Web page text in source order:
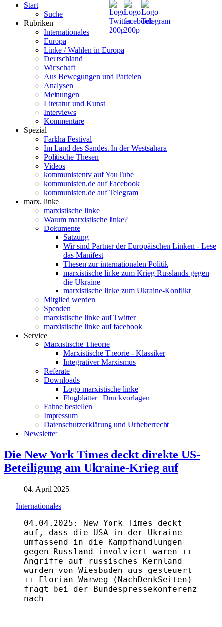
Start
Suche
Rubriken
Internationales
Europa
Linke / Wahlen in Europa
Deutschland
Wirtschaft
Aus Bewegungen und Parteien
Analysen
Meinungen
Literatur und Kunst
Interviews
Kommentare
Spezial
Farkha Festival
Im Land des Sandes. In der Westsahara
Politische Thesen
Videos
kommunistentv auf YouTube
kommunisten.de auf Facebook
kommunisten.de auf Telegram
marx. linke
marxistische linke
Warum marxistische linke?
Dokumente
Satzung
Wir sind Partner der Europäischen Linken - Lese
das Manifest
Thesen zur internationalen Politik
marxistische linke zum Krieg Russlands gegen
die Ukraine
marxistische linke zum Ukraine-Konflikt
Mitglied werden
Spenden
marxistische linke auf Twitter
marxistische linke auf facebook
Service
Marxistische Theorie
Marxistische Theorie - Klassiker
Integrativer Marxismus
Referate
Downloads
Logo marxistische linke
Flugblätter | Druckvorlagen
Fahne bestellen
Impressum
Datenschutzerklärung und Urheberrecht
Newsletter
Die New York Times deckt direkte US-
Beteiligung am Ukraine-Krieg auf
04. April 2025
Internationales
04.04.2025: New York Times deckt
auf, dass die USA in der Ukraine
umfassend in die Kampfhandlungen
gegen Russland involviert waren ++
Angriffe auf russisches Kernland
wurden von Wiesbaden aus gesteuert
++ Florian Warweg (NachDenkSeiten)
fragt bei der Bundespressekonferenz
nach